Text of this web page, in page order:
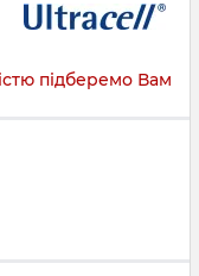
підберемо Вам